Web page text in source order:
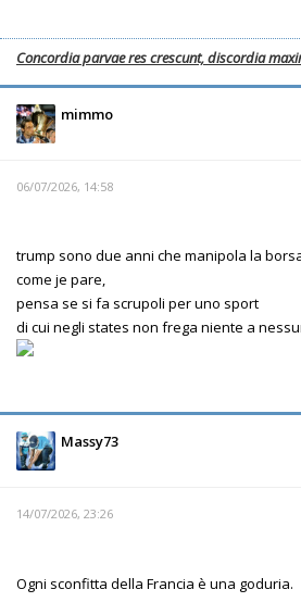
Concordia parvae res crescunt, discordia
mimmo
06/07/2026, 14:58
trump sono due anni che manipola la
come je pare,
pensa se si fa scrupoli per uno sport
di cui negli states non frega niente a
Massy73
14/07/2026, 23:26
Ogni sconfitta della Francia è una goduria.